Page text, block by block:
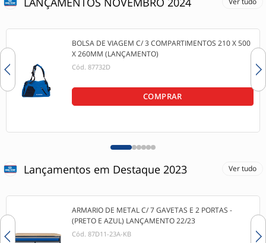
BOLSA DE VIAGEM C/ 3 COMPARTIMENTOS 210 X 500
X 260MM (LANÇAMENTO)
Cód. 87732D
COMPRAR
Lançamentos em Destaque 2023 Ver tudo
ARMARIO DE METAL C/ 7 GAVETAS E 2 PORTAS -
(PRETO E AZUL) LANÇAMENTO 22/23
Cód. 87D11-23A-KB